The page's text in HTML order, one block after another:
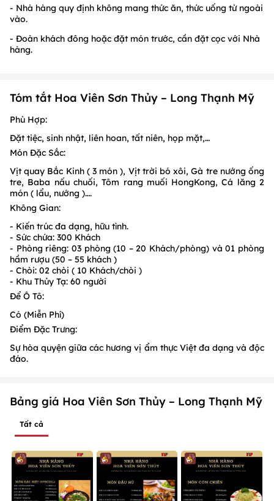
- Nhà hàng quy định không mang thức ăn, thức uống từ ngoài
vào.
- Đoàn khách đông hoặc đặt món trước, cần đặt cọc với Nhà
hàng.
Tóm tắt Hoa Viên Sơn Thủy – Long Thạnh Mỹ
Phù Hợp:
Đặt tiệc, sinh nhật, liên hoan, tất niên, họp mặt,…
Món Đặc Sắc:
Vịt quay Bắc Kinh ( 3 món ), Vịt trời bó xôi, Gà tre nướng ống
tre, Baba nấu chuối, Tôm rang muối HongKong, Cá lăng 2
món ( lẩu, nướng )….
Không Gian:
- Kiến trúc đa dạng, hữu tình.
- Sức chứa: 300 Khách
- Phòng riêng: 03 phòng (10 – 20 Khách/phòng) và 01 phòng
hầm rượu (50 – 55 khách )
- Chòi: 02 chòi ( 10 Khách/chòi )
- Khu Thủy Tạ: 60 người
Để Ô Tô:
Có (Miễn Phí)
Điểm Đặc Trưng:
Sự hòa quyện giữa các hương vị ẩm thực Việt đa dạng và độc
đáo.
Bảng giá Hoa Viên Sơn Thủy – Long Thạnh Mỹ
Tất cả